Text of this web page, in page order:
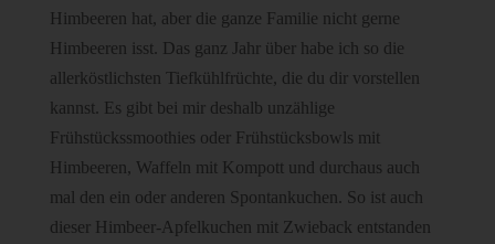
Himbeeren hat, aber die ganze Familie nicht gerne
Himbeeren isst. Das ganz Jahr über habe ich so die
allerköstlichsten Tiefkühlfrüchte, die du dir vorstellen
kannst. Es gibt bei mir deshalb unzählige
Frühstückssmoothies oder Frühstücksbowls mit
Himbeeren, Waffeln mit Kompott und durchaus auch
mal den ein oder anderen Spontankuchen. So ist auch
dieser Himbeer-Apfelkuchen mit Zwieback entstanden